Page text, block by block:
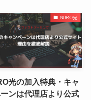
NURO光
光の加入特典・キャ
ンは代理店より公式